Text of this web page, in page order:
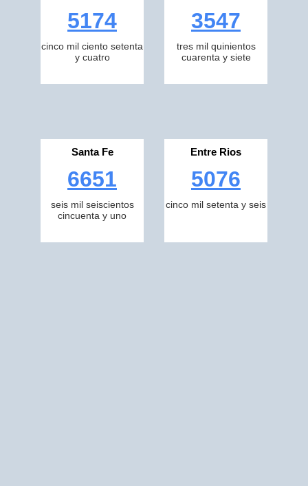
5174
cinco mil ciento setenta
y cuatro
3547
tres mil quinientos
cuarenta y siete
Santa Fe
6651
seis mil seiscientos
cincuenta y uno
Entre Rios
5076
cinco mil setenta y seis